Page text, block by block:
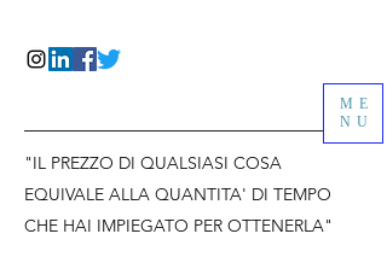
"IL PREZZO DI QUALSIASI COSA
EQUIVALE ALLA QUANTITA' DI TEMPO
CHE HAI IMPIEGATO PER OTTENERLA"
ME
NU